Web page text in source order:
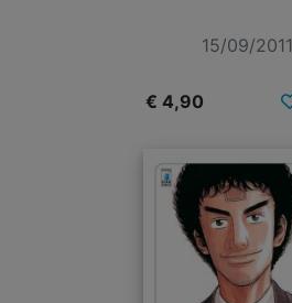
15/09/2011
€ 4,90